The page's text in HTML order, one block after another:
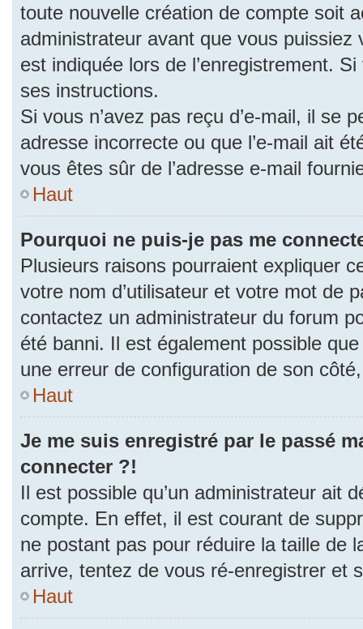
toute nouvelle création de compte soit
administrateur avant que vous
est indiquée lors de l’enregistrement.
ses instructions.
Si vous n’avez pas reçu d’e-mail, il se
adresse incorrecte ou que l’e-mail ait
vous êtes sûr de l’adresse e-mail
Haut
Pourquoi ne puis-je pas me
Plusieurs raisons pourraient expliquer
votre nom d’utilisateur et votre mot de
contactez un administrateur du forum
été banni. Il est également possible
une erreur de configuration de son
Haut
Je me suis enregistré par le passé
connecter ?!
Il est possible qu’un administrateur ait
compte. En effet, il est courant de
ne postant pas pour réduire la taille de
arrive, tentez de vous ré-enregistrer et
Haut